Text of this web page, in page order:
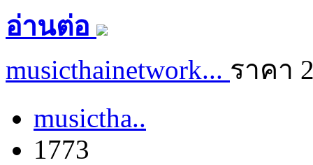
อ่านต่อ
musicthainetwork... ราคา
musictha..
1773